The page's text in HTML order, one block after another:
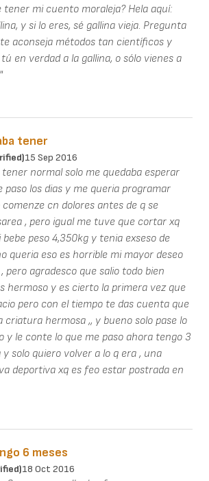
tener mi cuento moraleja? Hela aquí:
y si lo eres, sé gallina vieja. Pregunta
aconseja métodos tan científicos y
en verdad a la gallina, o sólo vienes a
tener
15 Sep 2016
tener normal solo me quedaba esperar
paso los dias y me queria programar
cn dolores antes de q se
, pero igual me tuve que cortar xq
peso 4,350kg y tenia exseso de
queria eso es horrible mi mayor deseo
pero agradesco que salio todo bien
hermoso y es cierto la primera vez que
pero con el tiempo te das cuenta que
criatura hermosa ,, y bueno solo pase lo
y le conte lo que me paso ahora tengo 3
y solo quiero volver a lo q era , una
deportiva xq es feo estar postrada en
6 meses
18 Oct 2016